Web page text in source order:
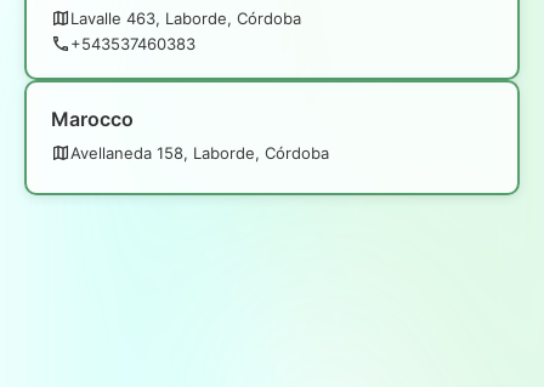
Lavalle 463, Laborde, Córdoba
+543537460383
Marocco
Avellaneda 158, Laborde, Córdoba